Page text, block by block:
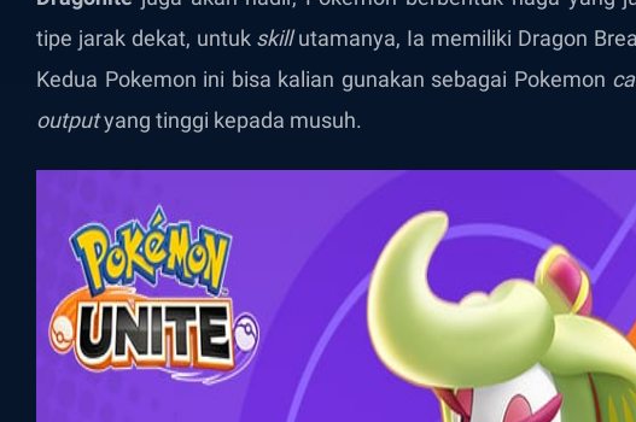
tipe jarak dekat, untuk skillutamanya, Ia memiliki Dragon
Kedua Pokemon ini bisa kalian gunakan sebagai Pokemon
outputyang tinggi kepada musuh.